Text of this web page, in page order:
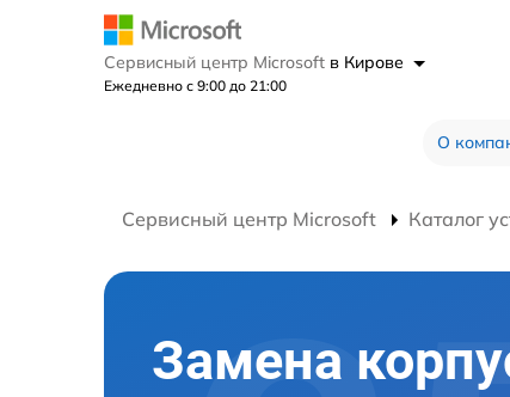
Сервисный центр Microsoft в Кирове
Ежедневно с 9:00 до 21:00
О
Сервисный центр Microsoft Каталог
Замена